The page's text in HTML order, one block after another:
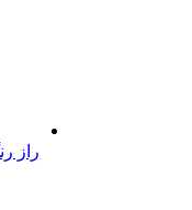
راز